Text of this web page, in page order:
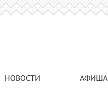
НОВОСТИ АФИША